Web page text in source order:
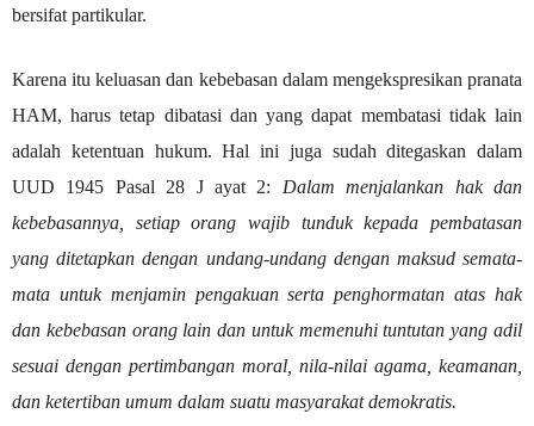
bersifat partikular.
Karena itu keluasan dan kebebasan dalam mengekspresikan pranata
HAM, harus tetap dibatasi dan yang dapat membatasi tidak lain
adalah ketentuan hukum.Hal ini juga sudah ditegaskan dalam
UUD 1945 Pasal 28 J ayat 2: Dalam menjalankan hak dan
kebebasannya, setiap orang wajib tunduk kepada pembatasan
yang ditetapkan dengan undang-undang dengan maksud semata-
mata untuk menjamin pengakuan serta penghormatan atas hak
dan kebebasan orang lain dan untuk memenuhi tuntutan yang adil
sesuai dengan pertimbangan moral, nila-nilai agama, keamanan,
dan ketertiban umum dalam suatu masyarakat demokratis.